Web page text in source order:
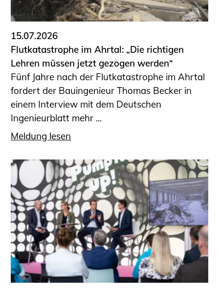
15.07.2026
Flutkatastrophe im Ahrtal: „Die richtigen
Lehren müssen jetzt gezogen werden“
Fünf Jahre nach der Flutkatastrophe im Ahrtal
fordert der Bauingenieur Thomas Becker in
einem Interview mit dem Deutschen
Ingenieurblatt mehr ...
Meldung lesen